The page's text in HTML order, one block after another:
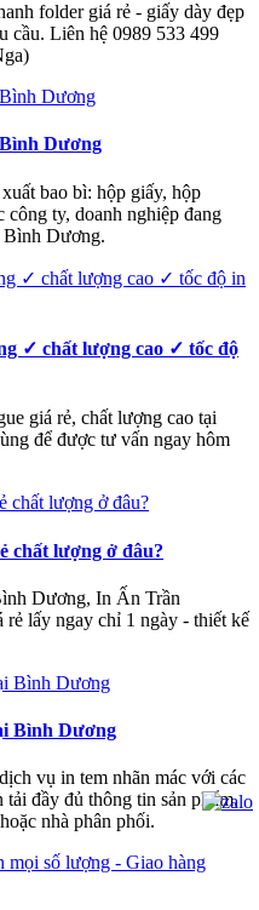
folder giá rẻ - giấy dày đẹp
cầu. Liên hệ 0989 533 499
Dương
bao bì: hộp giấy, hộp
công ty, doanh nghiệp đang
Bình Dương.
✓ chất lượng cao ✓ tốc độ
giá rẻ, chất lượng cao tại
để được tư vấn ngay hôm
chất lượng ở đâu?
Dương, In Ấn Trần
lấy ngay chỉ 1 ngày - thiết kế
Bình Dương
vụ in tem nhãn mác với các
tải đầy đủ thông tin sản phẩm,
nhà phân phối.